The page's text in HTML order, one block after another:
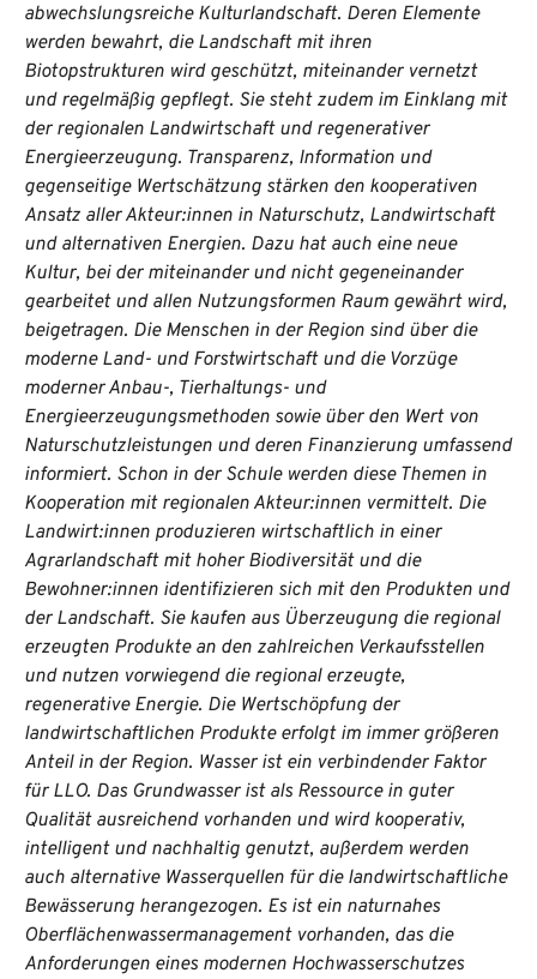
abwechslungsreiche Kulturlandschaft. Deren Elemente
werden bewahrt, die Landschaft mit ihren
Biotopstrukturen wird geschützt, miteinander vernetzt
und regelmäßig gepflegt. Sie steht zudem im Einklang mit
der regionalen Landwirtschaft und regenerativer
Energieerzeugung. Transparenz, Information und
gegenseitige Wertschätzung stärken den kooperativen
Ansatz aller Akteur:innen in Naturschutz, Landwirtschaft
und alternativen Energien. Dazu hat auch eine neue
Kultur, bei der miteinander und nicht gegeneinander
gearbeitet und allen Nutzungsformen Raum gewährt wird,
beigetragen. Die Menschen in der Region sind über die
moderne Land- und Forstwirtschaft und die Vorzüge
moderner Anbau-, Tierhaltungs- und
Energieerzeugungsmethoden sowie über den Wert von
Naturschutzleistungen und deren Finanzierung umfassend
informiert. Schon in der Schule werden diese Themen in
Kooperation mit regionalen Akteur:innen vermittelt. Die
Landwirt:innen produzieren wirtschaftlich in einer
Agrarlandschaft mit hoher Biodiversität und die
Bewohner:innen identifizieren sich mit den Produkten und
der Landschaft. Sie kaufen aus Überzeugung die regional
erzeugten Produkte an den zahlreichen Verkaufsstellen
und nutzen vorwiegend die regional erzeugte,
regenerative Energie. Die Wertschöpfung der
landwirtschaftlichen Produkte erfolgt im immer größeren
Anteil in der Region. Wasser ist ein verbindender Faktor
für LLO. Das Grundwasser ist als Ressource in guter
Qualität ausreichend vorhanden und wird kooperativ,
intelligent und nachhaltig genutzt, außerdem werden
auch alternative Wasserquellen für die landwirtschaftliche
Bewässerung herangezogen. Es ist ein naturnahes
Oberflächenwassermanagement vorhanden, das die
Anforderungen eines modernen Hochwasserschutzes